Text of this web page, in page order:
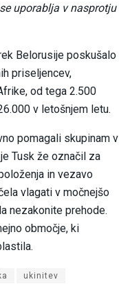
uporablja v nasprotju
Belorusije poskušalo
priseljencev,
od tega 2.500
v letošnjem letu.
pomagali skupinam v
je Tusk že označil za
in vezavo
vlagati v močnejšo
nezakonite prehode.
območje, ki
ukinitev